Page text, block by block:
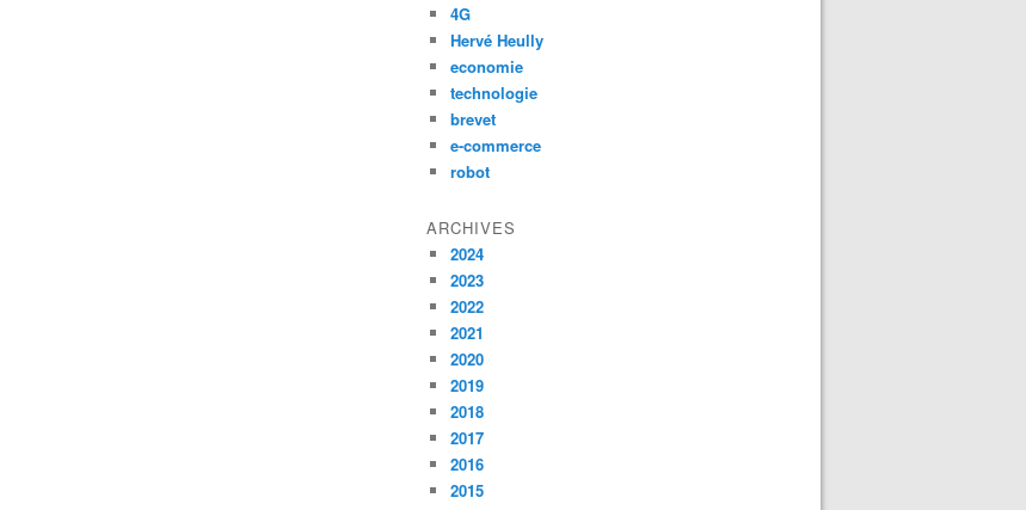
4G
Hervé Heully
economie
technologie
brevet
e-commerce
robot
ARCHIVES
2024
2023
2022
2021
2020
2019
2018
2017
2016
2015